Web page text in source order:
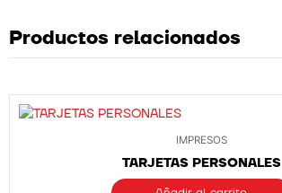
Productos relacionados
IMPRESOS
TARJETAS PERSONALES